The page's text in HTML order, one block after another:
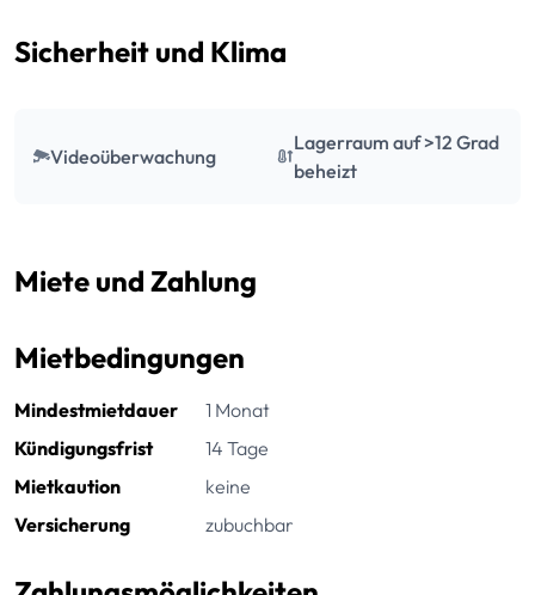
Sicherheit und Klima
Videoüberwachung
Lagerraum auf >12 Grad
beheizt
Miete und Zahlung
Mietbedingungen
Mindestmietdauer
1 Monat
Kündigungsfrist
14 Tage
Mietkaution
keine
Versicherung
zubuchbar